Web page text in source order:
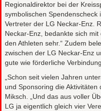
Regionaldirektor bei der
symbolischen
Vertreter der LG Neckar-Enz.
Neckar-Enz, bedankte sich
den Athleten sehr.“ Zudem
zwischen der LG Neckar-Enz
gute wie förderliche
„Schon seit vielen Jahren
und Sponsoring die Aktivitäten
Miksch. „Und das aus voller
LG ja eigentlich gleich vier